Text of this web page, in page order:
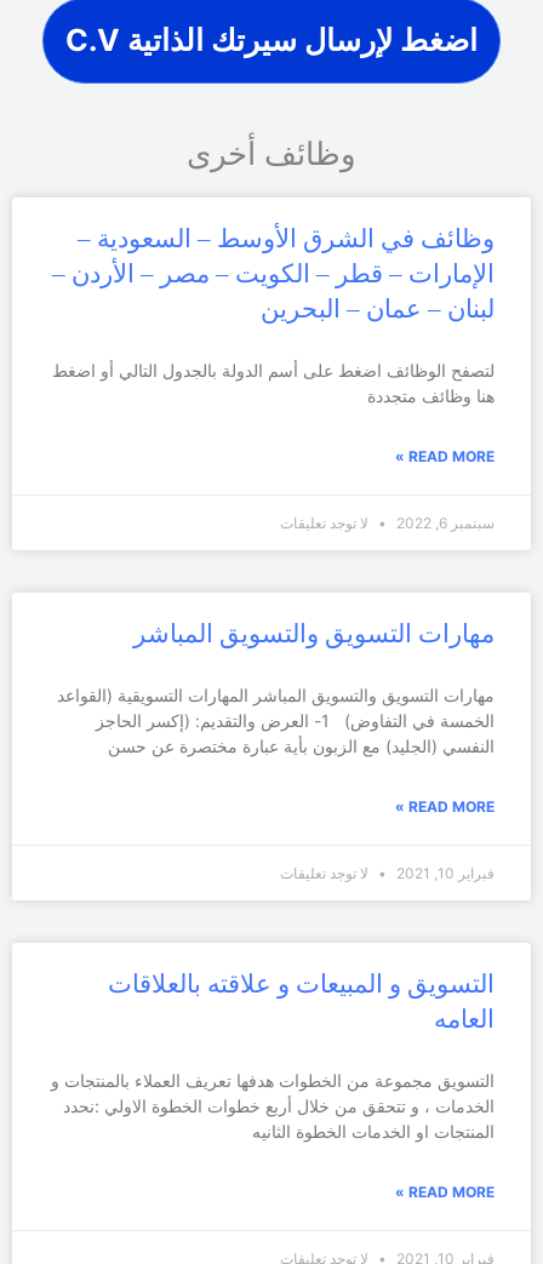
اضغط لإرسال سيرتك الذاتية C.V
وظائف أخرى
وظائف في الشرق الأوسط – السعودية –
الإمارات – قطر – الكويت – مصر – الأردن –
لبنان – عمان – البحرين
لتصفح الوظائف اضغط على أسم الدولة بالجدول التالي أو اضغط
هنا وظائف متجددة
READ MORE »
سبتمبر 6, 2022 لا توجد تعليقات
مهارات التسويق والتسويق المباشر
مهارات التسويق والتسويق المباشر المهارات التسويقية (القواعد
الخمسة في التفاوض) 1- العرض والتقديم: (إكسر الحاجز
النفسي (الجليد) مع الزبون بأية عبارة مختصرة عن حسن
READ MORE »
فبراير 10, 2021 لا توجد تعليقات
التسويق و المبيعات و علاقته بالعلاقات
العامه
التسويق مجموعة من الخطوات هدفها تعريف العملاء بالمنتجات و
الخدمات ، و تتحقق من خلال أربع خطوات الخطوة الاولي :نحدد
المنتجات او الخدمات الخطوة الثانيه
READ MORE »
فبراير 10, 2021 لا توجد تعليقات